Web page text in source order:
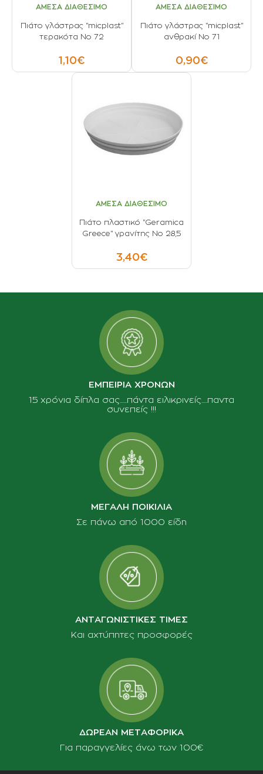
ΑΜΕΣΑ ΔΙΑΘΕΣΙΜΟ
Πιάτο γλάστρας "micplast"
τερακότα Νο 72
1,10€
ΑΜΕΣΑ ΔΙΑΘΕΣΙΜΟ
Πιάτο γλάστρας "micplast"
ανθρακί Νο 71
0,90€
ΑΜΕΣΑ ΔΙΑΘΕΣΙΜΟ
Πιάτο πλαστικό "Geramica
Greece" γρανίτης No 28,5
3,40€
ΕΜΠΕΙΡΙΑ ΧΡΟΝΩΝ
15 χρόνια δίπλα σας......πάντα ειλικρινείς.....παντα
συνεπείς !!!
ΜΕΓΑΛΗ ΠΟΙΚΙΛΙΑ
Σε πάνω από 1000 είδη
ΑΝΤΑΓΩΝΙΣΤΙΚΕΣ ΤΙΜΕΣ
Και αχτύπητες προσφορές
ΔΩΡΕΑΝ ΜΕΤΑΦΟΡΙΚΑ
Για παραγγελίες άνω των 100€